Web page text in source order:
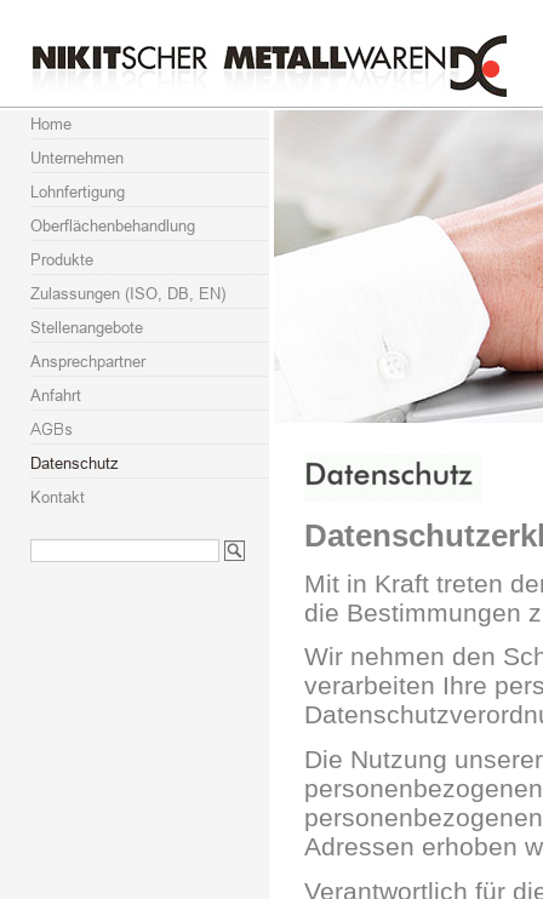
Mit in Kraft treten
die Bestimmungen
Wir nehmen den
verarbeiten Ihre
Die Nutzung
Adressen erhoben
Verantwortlich für